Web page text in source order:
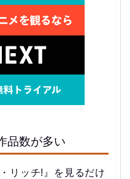
品数が多い
リッチ!』を見るだけ